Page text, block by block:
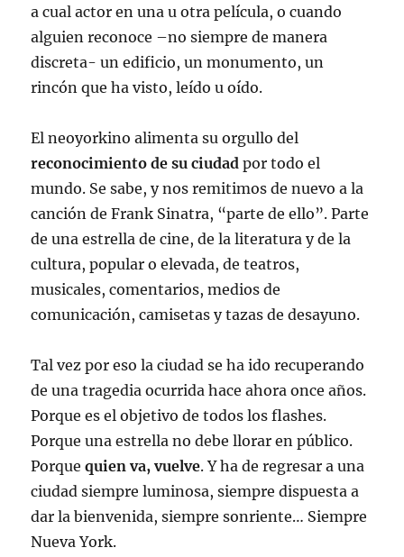
a cual actor en una u otra película, o cuando
alguien reconoce –no siempre de manera
discreta- un edificio, un monumento, un
rincón que ha visto, leído u oído.
El neoyorkino alimenta su orgullo del
reconocimiento de su ciudad por todo el
mundo. Se sabe, y nos remitimos de nuevo a la
canción de Frank Sinatra, “parte de ello”. Parte
de una estrella de cine, de la literatura y de la
cultura, popular o elevada, de teatros,
musicales, comentarios, medios de
comunicación, camisetas y tazas de desayuno.
Tal vez por eso la ciudad se ha ido recuperando
de una tragedia ocurrida hace ahora once años.
Porque es el objetivo de todos los flashes.
Porque una estrella no debe llorar en público.
Porquequien va, vuelve. Y ha de regresar a una
ciudad siempre luminosa, siempre dispuesta a
dar la bienvenida, siempre sonriente… Siempre
Nueva York.